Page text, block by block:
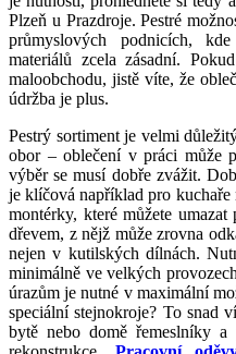
Plzeň u Prazdroje. Pestré
průmyslových podnicích,
materiálů zcela zásadní.
maloobchodu, jistě víte, že
údržba je plus.
Pestrý sortiment je velmi
obor – oblečení v práci může
výběr se musí dobře zvážit.
je klíčová například pro kuchaře
montérky, které můžete
dřevem, z nějž může zrovna
nejen v kutilských dílnách.
minimálně ve velkých
úrazům je nutné v maximální
speciální stejnokroje? To snad
bytě nebo domě řemeslníky